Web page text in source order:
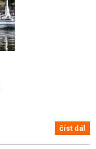
číst dál